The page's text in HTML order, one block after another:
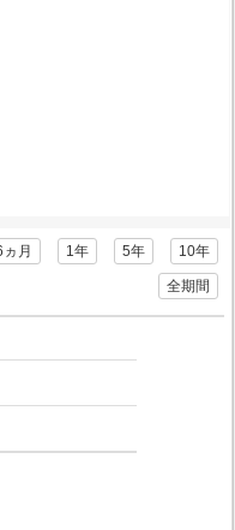
ヵ月 1年 5年 10年
全期間